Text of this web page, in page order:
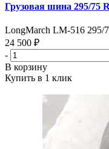
Грузовая шина 295/75
LongMarch LM-516 295/
24 500 ₽
-
В корзину
Купить в 1 клик